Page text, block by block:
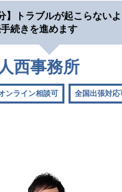
】トラブルが起こらない
続きを進めます
西事務所
ンライン相談可 全国出張対応